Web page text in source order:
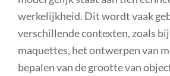
werkelijkheid. Dit wordt vaak
verschillende contexten, zoals
maquettes, het ontwerpen van
bepalen van de grootte van